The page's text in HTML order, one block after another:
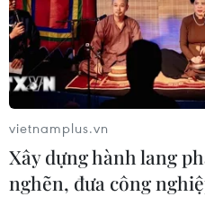
vietnamplus.vn
Xây dựng hành lang
nghẽn, đưa công